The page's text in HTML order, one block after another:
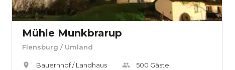
Mühle Munkbrarup
Flensburg / Umland
Bauernhof / Landhaus
500 Gäste